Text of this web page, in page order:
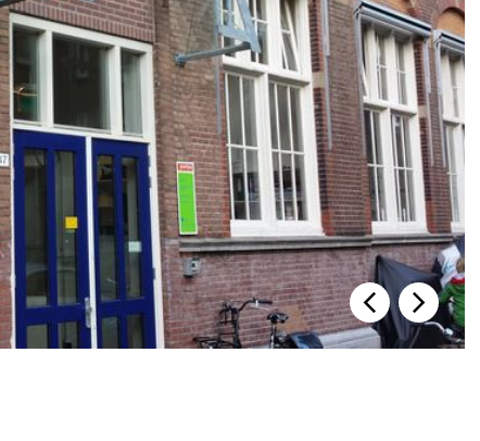
Previous slide
Next slide